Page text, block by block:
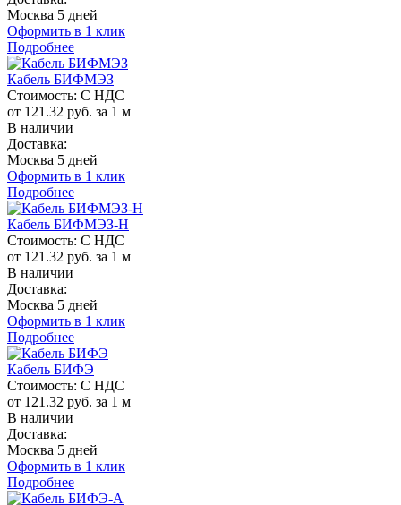
Москва 5 дней
Оформить в 1 клик
Подробнее
Кабель БИФМЭЗ
Стоимость: С НДС
от 121.32 руб. за 1 м
В наличии
Доставка:
Москва 5 дней
Оформить в 1 клик
Подробнее
Кабель БИФМЭЗ-Н
Стоимость: С НДС
от 121.32 руб. за 1 м
В наличии
Доставка:
Москва 5 дней
Оформить в 1 клик
Подробнее
Кабель БИФЭ
Стоимость: С НДС
от 121.32 руб. за 1 м
В наличии
Доставка:
Москва 5 дней
Оформить в 1 клик
Подробнее